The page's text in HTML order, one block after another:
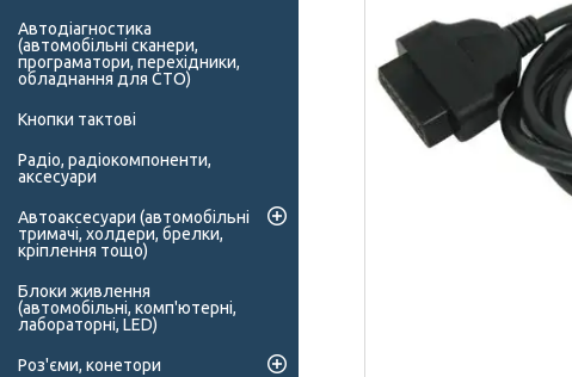
Автодіагностика
(автомобільні сканери,
програматори, перехідники,
обладнання для СТО)
Кнопки тактові
Радіо, радіокомпоненти,
аксесуари
Автоаксесуари (автомобільні
тримачі, холдери, брелки,
кріплення тощо)
Блоки живлення
(автомобільні, комп'ютерні,
лабораторні, LED)
Роз'єми, конетори